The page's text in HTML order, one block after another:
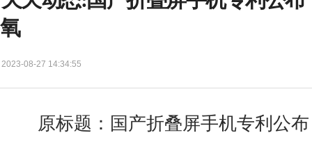
氧
2023-08-27 14:34:55
原标题：国产折叠屏手机专利公布